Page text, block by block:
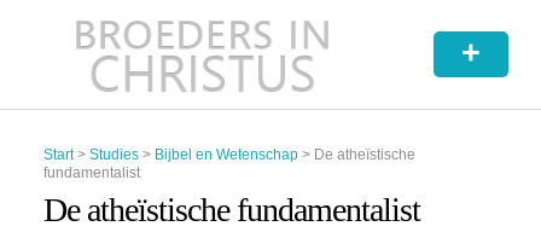
+
Start> Studies> Bijbel en Wetenschap> De atheïstische
fundamentalist
De atheïstische fundamentalist